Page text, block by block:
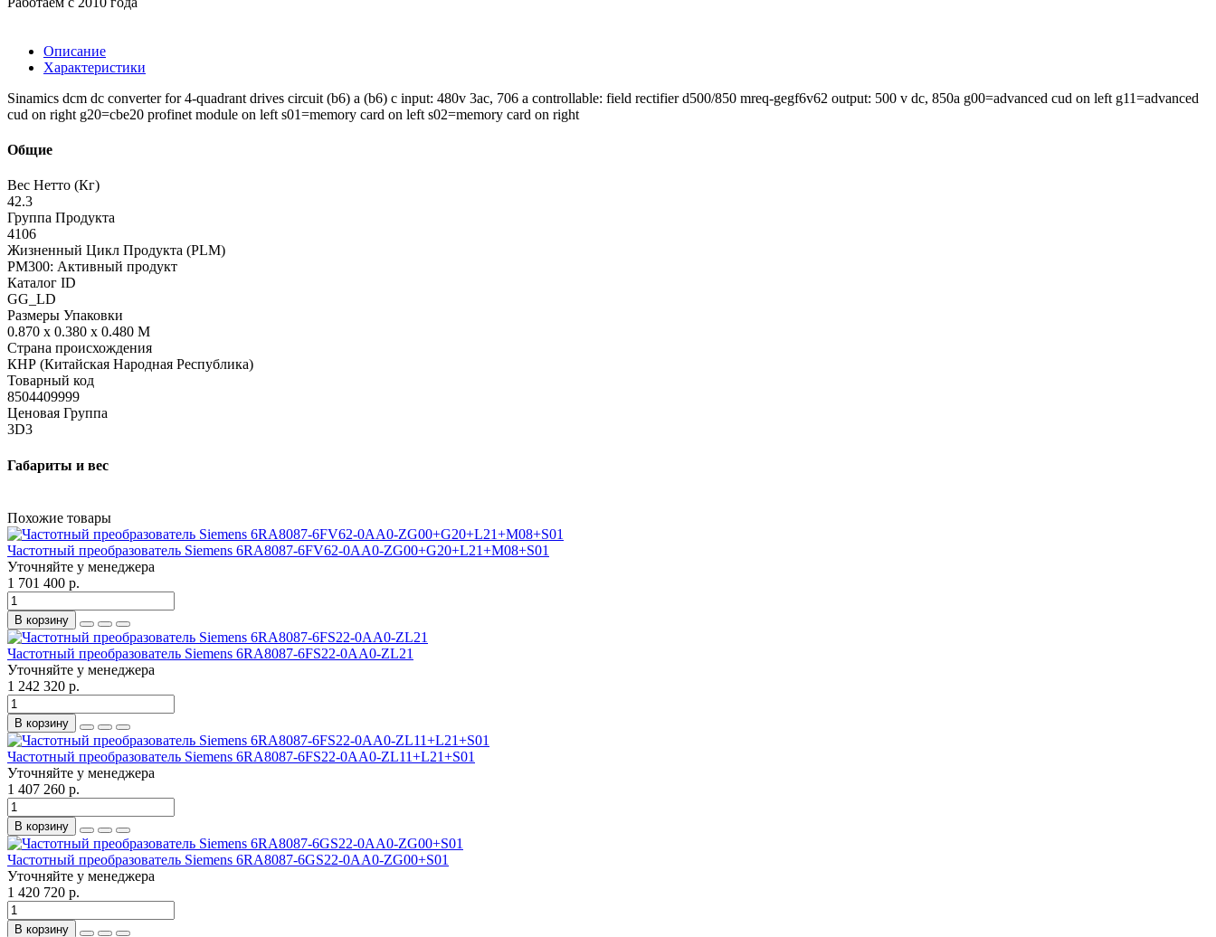
Описание
Характеристики
Sinamics dcm dc converter for 4-quadrant drives circuit (b6) a (b6) c input: 480v 3ac, 706 a controllable: field rectifier d500/850 mreq-gegf6v62 output: 500 v dc, 850a g00=advanced cud on left g11=advanced
cud on right g20=cbe20 profinet module on left s01=memory card on left s02=memory card on right
Общие
Вес Нетто (Кг)
42.3
Группа Продукта
4106
Жизненный Цикл Продукта (PLM)
PM300: Активный продукт
Каталог ID
GG_LD
Размеры Упаковки
0.870 x 0.380 x 0.480 M
Страна происхождения
КНР (Китайская Народная Республика)
Товарный код
8504409999
Ценовая Группа
3D3
Габариты и вес
Похожие товары
Частотный преобразователь Siemens 6RA8087-6FV62-0AA0-ZG00+G20+L21+M08+S01
Уточняйте у менеджера
1 701 400 р.
В корзину
Частотный преобразователь Siemens 6RA8087-6FS22-0AA0-ZL21
Уточняйте у менеджера
1 242 320 р.
В корзину
Частотный преобразователь Siemens 6RA8087-6FS22-0AA0-ZL11+L21+S01
Уточняйте у менеджера
1 407 260 р.
В корзину
Частотный преобразователь Siemens 6RA8087-6GS22-0AA0-ZG00+S01
Уточняйте у менеджера
1 420 720 р.
В корзину